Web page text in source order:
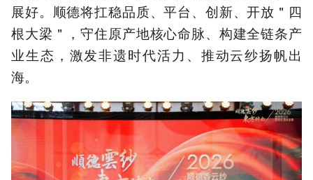
展好。顺德将扛稳品质、平台、创新、开放＂四
根大梁＂，守住原产地核心命脉、构建全链条产
业生态，激发非遗时代活力、推动云纱扬帆出
海。